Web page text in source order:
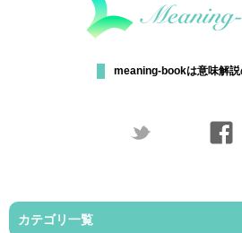
meaning-bookは意味解説
カテゴリ一覧